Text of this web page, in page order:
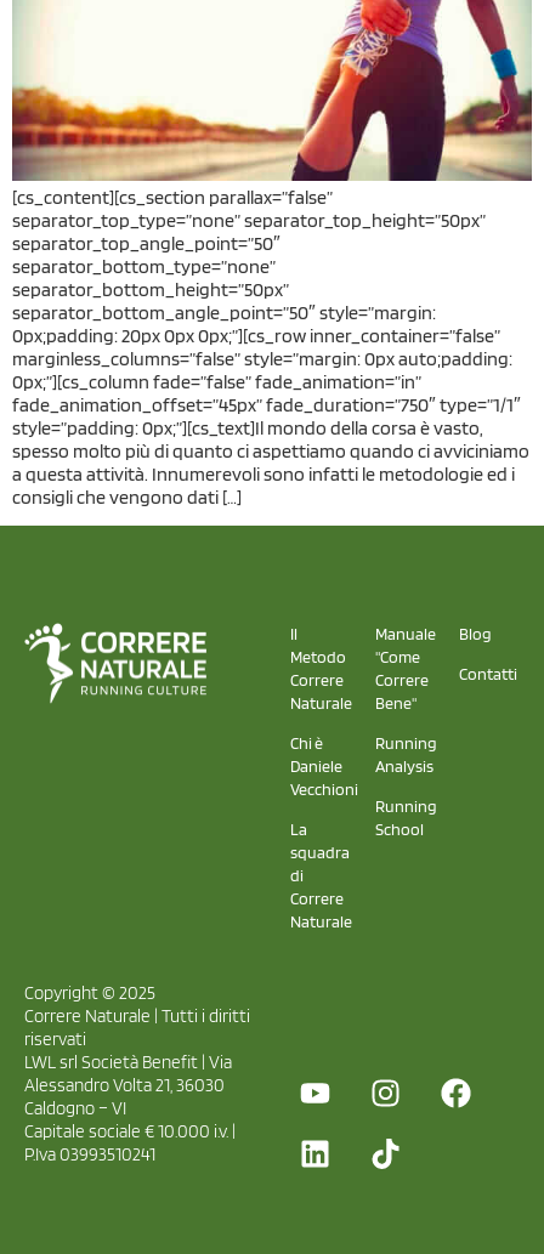
[cs_content][cs_section parallax=”false”
separator_top_type=”none” separator_top_height=”50px”
separator_top_angle_point=”50″
separator_bottom_type=”none”
separator_bottom_height=”50px”
separator_bottom_angle_point=”50″ style=”margin:
0px;padding: 20px 0px 0px;”][cs_row inner_container=”false”
marginless_columns=”false” style=”margin: 0px auto;padding:
0px;”][cs_column fade=”false” fade_animation=”in”
fade_animation_offset=”45px” fade_duration=”750″ type=”1/1″
style=”padding: 0px;”][cs_text]Il mondo della corsa è vasto,
spesso molto più di quanto ci aspettiamo quando ci avviciniamo
a questa attività. Innumerevoli sono infatti le metodologie ed i
consigli che vengono dati […]
Il
Metodo
Correre
Naturale
Chi è
Daniele
Vecchioni
La
squadra
di
Correre
Naturale
Manuale
"Come
Correre
Bene"
Running
Analysis
Running
School
Blog
Contatti
Copyright © 2025
Correre Naturale | Tutti i diritti
riservati
LWL srl Società Benefit | Via
Alessandro Volta 21, 36030
Caldogno – VI
Capitale sociale € 10.000 i.v. |
P.Iva 03993510241